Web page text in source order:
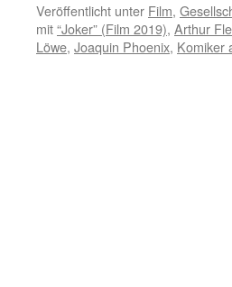
Veröffentlicht unter Film,
mit“Joker” (Film 2019), Arthur
Löwe, Joaquin Phoenix, Komiker